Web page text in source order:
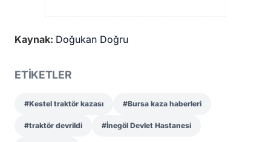
Kaynak: Doğukan Doğru
ETİKETLER
#Kestel traktör kazası #Bursa kaza haberleri
#traktör devrildi #İnegöl Devlet Hastanesi